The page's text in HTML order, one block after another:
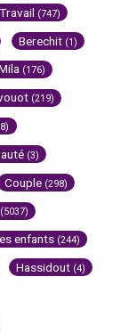
(747)
Berechit (1)
(176)
(219)
(3)
Couple (298)
(5037)
enfants (244)
Hassidout (4)